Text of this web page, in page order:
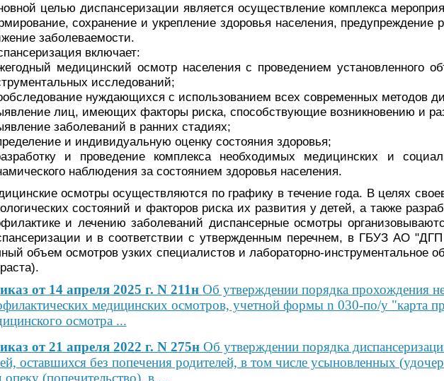
ой целью диспансеризации является осуществление комплекса
сохранение и укрепление здоровья населения, предупреждение
заболеваемости.
включает:
медицинский осмотр населения с проведением установленного
исследований;
нуждающихся с использованием всех современных методов
лиц, имеющих факторы риска, способствующие возникновению и
заболеваний в ранних стадиях;
и индивидуальную оценку состояния здоровья;
и проведение комплекса необходимых медицинских и
наблюдения за состоянием здоровья населения.
осмотры осуществляются по графику в течение года. В целях
состояний и факторов риска их развития у детей, а также
и лечению заболеваний диспансерные осмотры
и в соответствии с утвержденным перечнем, в ГБУЗ АО
объем осмотров узких специалистов и лабораторно-инструментальное
от 14 апреля 2025 г. N 211н Об утверждении порядка прохождения
медицинских осмотров, учетной формы n 030-по/у "карта
осмотра ...
от 21 апреля 2022 г. N 275нОб утверждении порядка
оставшихся без попечения родителей, в том числе усыновленных
опеку (попечительство), в ...